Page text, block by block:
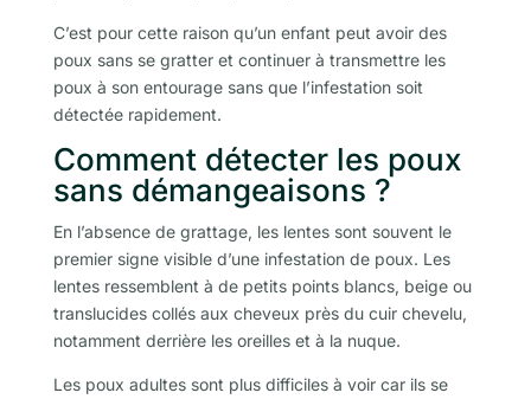
C’est pour cette raison qu’un enfant peut avoir des
poux sans se gratter et continuer à transmettre les
poux à son entourage sans que l’infestation soit
détectée rapidement.
Comment détecter les poux
sans démangeaisons ?
En l’absence de grattage, les lentes sont souvent le
premier signe visible d’une infestation de poux. Les
lentes ressemblent à de petits points blancs, beige ou
translucides collés aux cheveux près du cuir chevelu,
notamment derrière les oreilles et à la nuque.
Les poux adultes sont plus difficiles à voir car ils se